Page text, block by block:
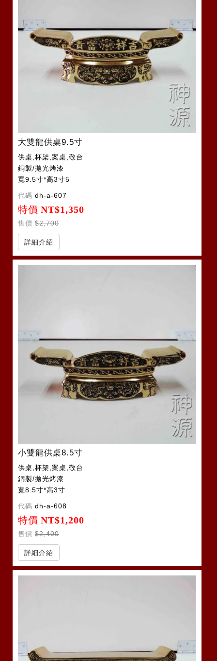
大雙龍供桌9.5寸
供桌,杯架,案桌,敬台
銅製/拋光烤漆
寬9.5寸*高3寸5
代碼 dh-a-607
特價 NT$1,350
售價 $2,700
詳細介紹
小雙龍供桌8.5寸
供桌,杯架,案桌,敬台
銅製/拋光烤漆
寬8.5寸*高3寸
代碼 dh-a-608
特價 NT$1,200
售價 $2,400
詳細介紹